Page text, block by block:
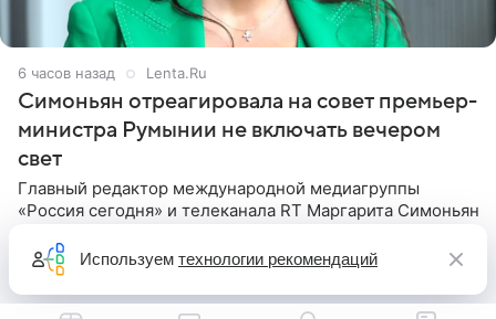
6 часов назад Lenta.Ru
Симоньян отреагировала на совет премьер-
министра Румынии не включать вечером
свет
Главный редактор международной медиагруппы
«Россия сегодня» и телеканала RT Маргарита Симоньян
обязанности премьер-министра Румынии Илие
Боложан посоветовал
Используем технологии рекомендаций